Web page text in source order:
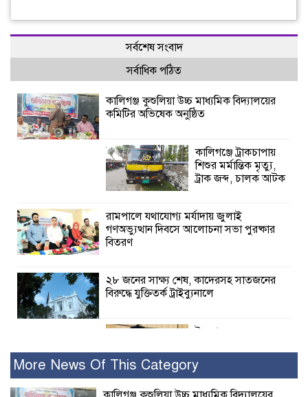
সর্বশেষ সংবাদ
সর্বাধিক পঠিত
কালিগঞ্জ কুশুলিয়া উচ্চ মাধ্যমিক বিদ্যালয়ের
কমিটির অভিষেক অনুষ্ঠিত
কালিগঞ্জে ট্রাকচাপায়
শিশুর মর্মান্তিক মৃত্যু,
ট্রাক জব্দ, চালক আটক
রামপালে যথাযোগ্য মর্যাদায় জুলাই
গণঅভ্যুত্থান দিবসে আলোচনা সভা পুরষ্কার
বিতরণ
২৮ জনের সাক্ষ্য শেষ, কাদেরসহ সাতজনের
বিরুদ্ধে যুক্তিতর্ক ট্রাইব্যুনালে
ইসলামের সবচেয়ে
নুর
More News Of This Category